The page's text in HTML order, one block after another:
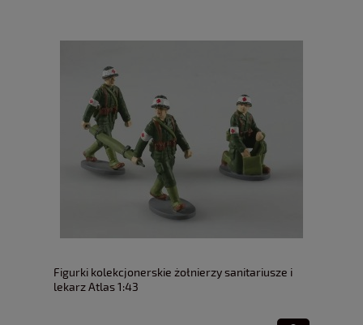
Figurki kolekcjonerskie żołnierzy sanitariusze i
lekarz Atlas 1:43